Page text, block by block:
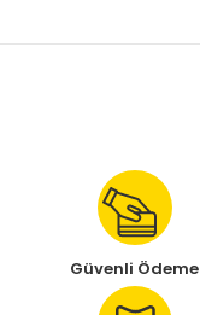
Güvenli Ödeme